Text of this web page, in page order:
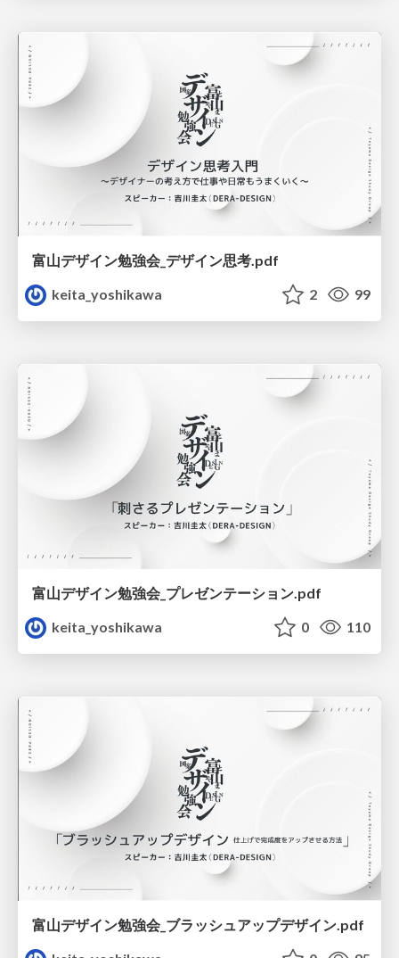
富山デザイン勉強会_デザイン思考.pdf
keita_yoshikawa
2 99
富山デザイン勉強会_プレゼンテーション.pdf
keita_yoshikawa
0 110
富山デザイン勉強会_ブラッシュアップデザイン.pdf